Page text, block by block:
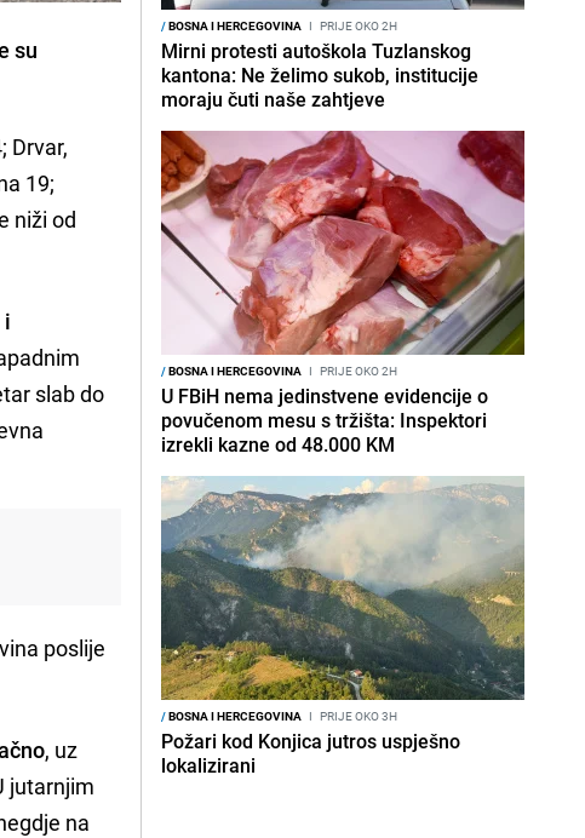
su
Drvar,
19;
niži od
i
slab do
poslije
, uz
jutarnjim
na
/BOSNA I HERCEGOVINA I PRIJE OKO 2H
Mirni protesti autoškola Tuzlanskog
kantona: Ne želimo sukob, institucije
moraju čuti naše zahtjeve
/BOSNA I HERCEGOVINA I PRIJE OKO 2H
U FBiH nema jedinstvene evidencije o
povučenom mesu s tržišta: Inspektori
izrekli kazne od 48.000 KM
/BOSNA I HERCEGOVINA I PRIJE OKO 3H
Požari kod Konjica jutros uspješno
lokalizirani